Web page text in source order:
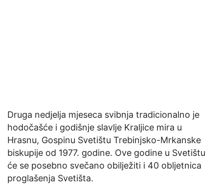
Druga nedjelja mjeseca svibnja tradicionalno je
hodočašće i godišnje slavlje Kraljice mira u
Hrasnu, Gospinu Svetištu Trebinjsko-Mrkanske
biskupije od 1977. godine. Ove godine u Svetištu
će se posebno svečano obilježiti i 40 obljetnica
proglašenja Svetišta.